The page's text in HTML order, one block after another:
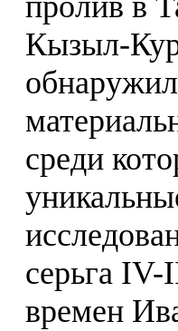
Кызыл-
среди
серьга
времен